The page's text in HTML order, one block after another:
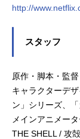
http://
スタッフ
原作・脚本・監
キャラクターデ
ン」シリーズ、
メインアニメー
THE SHELL / 攻